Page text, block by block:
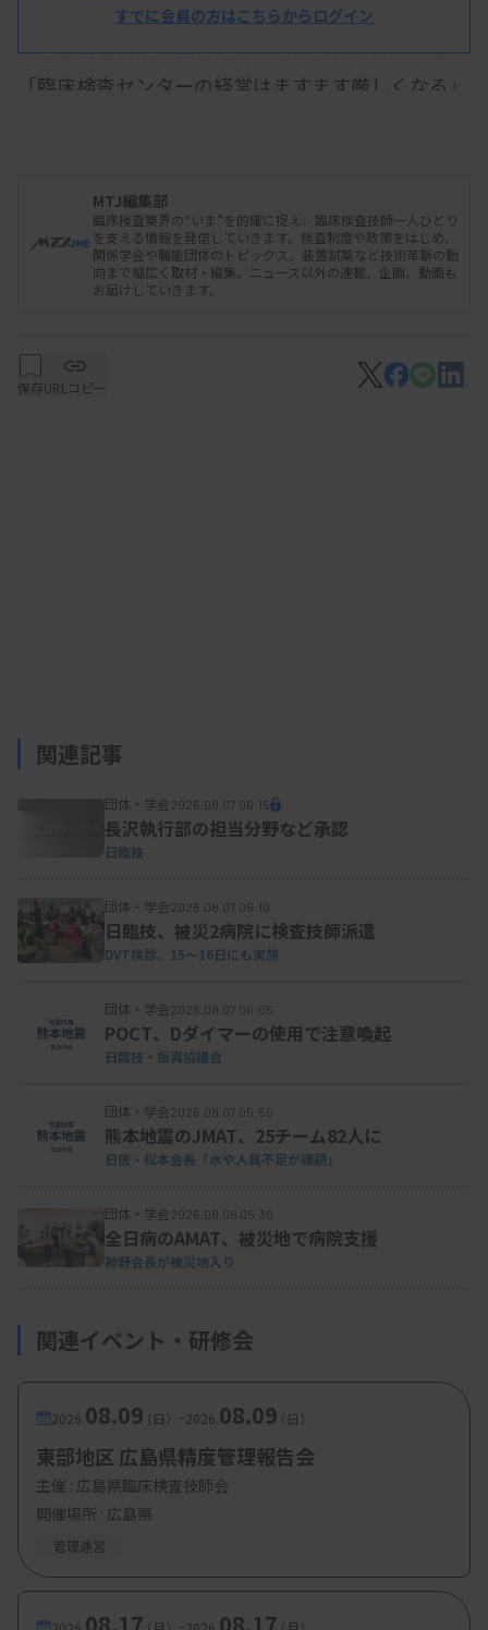
との連携強化に乗り出し、一部を外注したり一部地
域で集荷業務を統合したりしていると報告。今後
「臨床検査センターの経営はますます厳しくなる」
高崎市医師会副会長で高崎・地域医療センター業務
執行理事の田村仁氏は、同センターの取り組みとし
て、乳がんマンモグラフィー検診データを全てデジ
タルで読影する乳がん検診システムを確立したこと
診断部門を新たに立ち上げたことを紹介。業務効率
化や精度向上などに寄与していると報告した。
すでに会員の方はこちらからログイン
MTJ編集部
臨床検査業界の“いま”を的確に捉え、臨床検査技師一人ひとり
を支える情報を発信していきます。検査制度や政策をはじめ、
関係学会や職能団体のトピックス、装置試薬など技術革新の動
向まで幅広く取材・編集。ニュース以外の連載、企画、動画も
お届けしていきます。
保存URLコピー
関連記事
団体・学会2026.08.07 06:15
長沢執行部の担当分野など承認
日臨技
団体・学会2026.08.07 06:10
日臨技、被災2病院に検査技師派遣
DVT検診、15～16日にも実施
団体・学会2026.08.07 06:05
POCT、Dダイマーの使用で注意喚起
日臨技・振興協議会
団体・学会2026.08.07 05:55
熊本地震のJMAT、25チーム82人に
日医・松本会長「水や人員不足が課題」
団体・学会2026.08.06 05:30
全日病のAMAT、被災地で病院支援
神野会長が被災地入り
関連イベント・研修会
2026. 08.09（日） -2026. 08.09（日）
東部地区 広島県精度管理報告会
主催 : 広島県臨床検査技師会
開催場所 : 広島県
管理運営
-